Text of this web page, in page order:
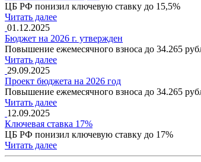
ЦБ РФ понизил ключевую ставку до 15,5%
Читать далее
01.12.2025
Бюджет на 2026 г. утвержден
Повышение ежемесячного взноса до 34.265
Читать далее
29.09.2025
Проект бюджета на 2026 год
Повышение ежемесячного взноса до 34.265
Читать далее
12.09.2025
Ключевая ставка 17%
ЦБ РФ понизил ключевую ставку до 17%
Читать далее